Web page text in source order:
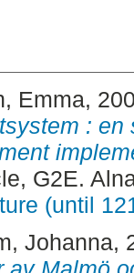
Emma,
:
G2E.
(until
Johanna,